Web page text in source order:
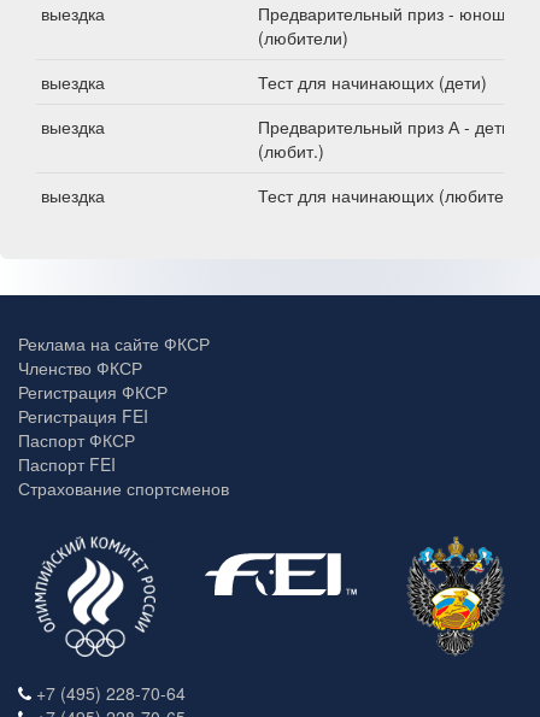
выездка
Предварительный приз - юноши
(любители)
выездка
Тест для начинающих (дети)
выездка
Предварительный приз А - дети
(любит.)
выездка
Тест для начинающих (любители)
Реклама на сайте ФКСР
Членство ФКСР
Регистрация ФКСР
Регистрация FEI
Паспорт ФКСР
Паспорт FEI
Страхование спортсменов
+7 (495) 228-70-64